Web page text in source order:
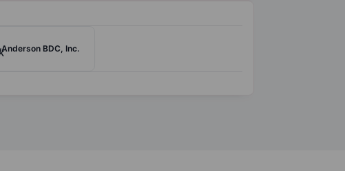
Anderson BDC, Inc.